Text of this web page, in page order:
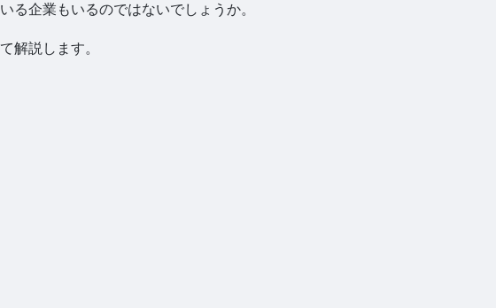
る企業もいるのではないでしょうか。
解説します。